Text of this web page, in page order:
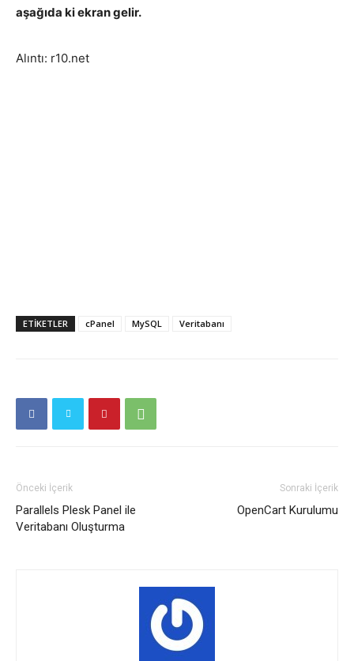
aşağıda ki ekran gelir.
Alıntı: r10.net
ETIKETLER cPanel MySQL Veritabanı
Önceki İçerik
Parallels Plesk Panel ile
Veritabanı Oluşturma
Sonraki İçerik
OpenCart Kurulumu